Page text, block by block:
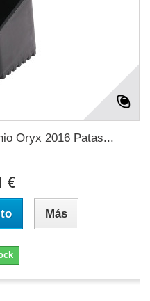
Oryx 2016 Patas...
€
Más